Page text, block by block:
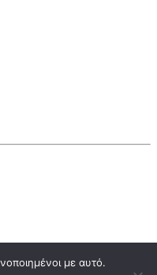
με αυτό.